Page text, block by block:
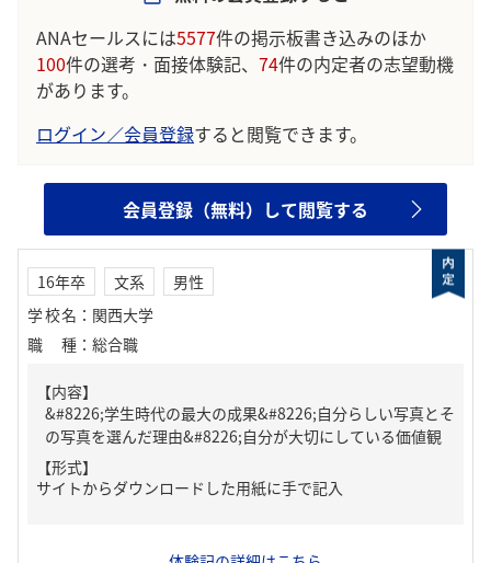
ANAセールスには5577件の掲示板書き込みのほか
100件の選考・面接体験記、 74件の内定者の志望動機
があります。
ログイン／会員登録すると閲覧できます。
会員登録（無料）して閲覧する
16年卒 文系
男性
学校名 ： 関西大学
職種 ： 総合職
【内容】
&#8226;学生時代の最大の成果&#8226;自分らしい写真とそ
の写真を選んだ理由&#8226;自分が大切にしている価値観
【形式】
サイトからダウンロードした用紙に手で記入